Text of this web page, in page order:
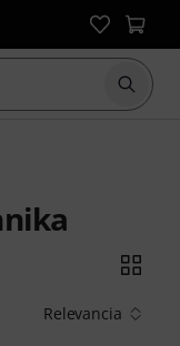
Relevancia